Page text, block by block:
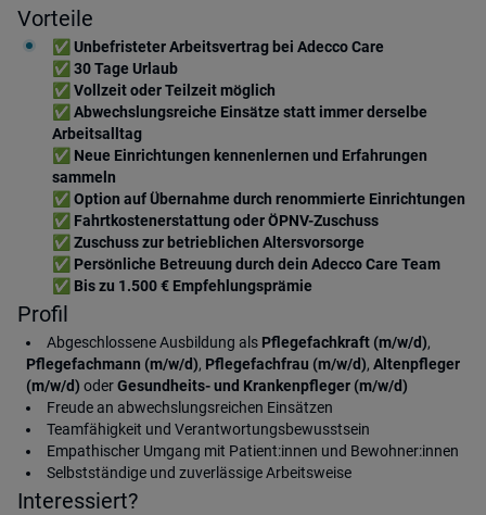
Vorteile
✅ Unbefristeter Arbeitsvertrag bei Adecco Care
✅ 30 Tage Urlaub
✅ Vollzeit oder Teilzeit möglich
✅ Abwechslungsreiche Einsätze statt immer derselbe
Arbeitsalltag
✅ Neue Einrichtungen kennenlernen und Erfahrungen
sammeln
✅ Option auf Übernahme durch renommierte Einrichtungen
✅ Fahrtkostenerstattung oder ÖPNV-Zuschuss
✅ Zuschuss zur betrieblichen Altersvorsorge
✅ Persönliche Betreuung durch dein Adecco Care Team
✅ Bis zu 1.500 € Empfehlungsprämie
Profil
Abgeschlossene Ausbildung als Pflegefachkraft (m/w/d),
Pflegefachmann (m/w/d), Pflegefachfrau (m/w/d), Altenpfleger
(m/w/d) oderGesundheits- und Krankenpfleger (m/w/d)
Freude an abwechslungsreichen Einsätzen
Teamfähigkeit und Verantwortungsbewusstsein
Empathischer Umgang mit Patient:innen und Bewohner:innen
Selbstständige und zuverlässige Arbeitsweise
Interessiert?